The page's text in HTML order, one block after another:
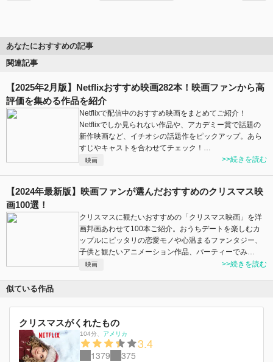
あなたにおすすめの記事
関連記事
【2025年2月版】Netflixおすすめ映画282本！映画ファンから高
評価を集める作品を紹介
Netflixで配信中のおすすめ映画をまとめてご紹介！
Netflixでしか見られない作品や、アカデミー賞で話題の
新作映画など、イチオシの話題作をピックアップ。あら
すじやキャストを合わせてチェック！…
映画 >>続きを読む
【2024年最新版】映画ファンが選んだおすすめのクリスマス映
画100選！
クリスマスに観たいおすすめの「クリスマス映画」を洋
画邦画あわせて100本ご紹介。おうちデートを楽しむカ
ップルにピッタリの恋愛モノや心温まるファンタジー、
子供と観たいアニメーション作品、パーティーでみ…
映画 >>続きを読む
似ている作品
クリスマスがくれたもの
104分 アメリカ
3.4
1379 375